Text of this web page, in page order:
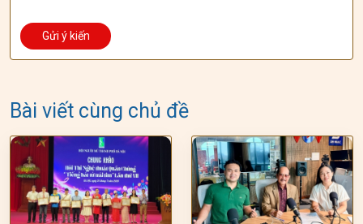
Bài viết cùng chủ đề